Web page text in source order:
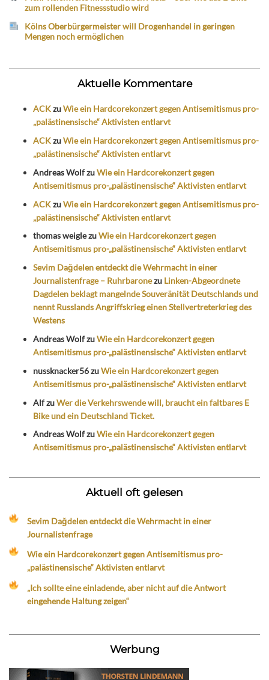
zum rollenden Fitnessstudio wird
Kölns Oberbürgermeister will Drogenhandel in geringen
Mengen noch ermöglichen
Aktuelle Kommentare
ACKzuWie ein Hardcorekonzert gegen Antisemitismus pro-
„palästinensische“ Aktivisten entlarvt
ACKzuWie ein Hardcorekonzert gegen Antisemitismus pro-
„palästinensische“ Aktivisten entlarvt
Andreas WolfzuWie ein Hardcorekonzert gegen
Antisemitismus pro-„palästinensische“ Aktivisten entlarvt
ACKzuWie ein Hardcorekonzert gegen Antisemitismus pro-
„palästinensische“ Aktivisten entlarvt
thomas weiglezuWie ein Hardcorekonzert gegen
Antisemitismus pro-„palästinensische“ Aktivisten entlarvt
Sevim Dağdelen entdeckt die Wehrmacht in einer
Journalistenfrage – Ruhrbaronezu Linken-Abgeordnete
Dagdelen beklagt mangelnde Souveränität Deutschlands und
nennt Russlands Angriffskrieg einen Stellvertreterkrieg des
Westens
Andreas WolfzuWie ein Hardcorekonzert gegen
Antisemitismus pro-„palästinensische“ Aktivisten entlarvt
nussknacker56zuWie ein Hardcorekonzert gegen
Antisemitismus pro-„palästinensische“ Aktivisten entlarvt
AlfzuWer die Verkehrswende will, braucht ein faltbares E
Bike und ein Deutschland Ticket.
Andreas WolfzuWie ein Hardcorekonzert gegen
Antisemitismus pro-„palästinensische“ Aktivisten entlarvt
Aktuell oft gelesen
Sevim Dağdelen entdeckt die Wehrmacht in einer
Journalistenfrage
Wie ein Hardcorekonzert gegen Antisemitismus pro-
„palästinensische“ Aktivisten entlarvt
„Ich sollte eine einladende, aber nicht auf die Antwort
eingehende Haltung zeigen“
Werbung